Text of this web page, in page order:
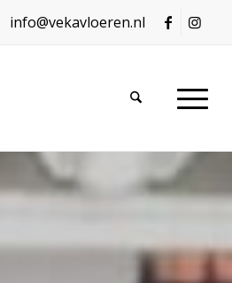
info@vekavloeren.nl